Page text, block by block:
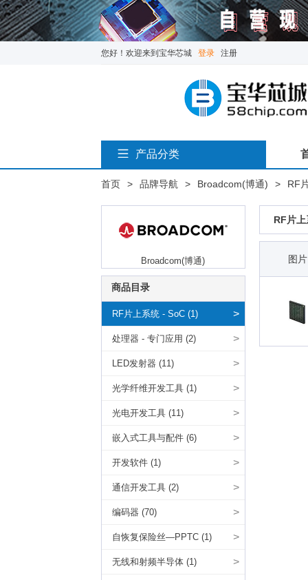
您好！欢迎来到宝华芯城 登录 注册
产品分类
首页 > 品牌导航 > Broadcom(博通) > RF
Broadcom(博通)
商品目录
RF片上系统 - SoC (1) >
处理器 - 专门应用 (2) >
LED发射器 (11) >
光学纤维开发工具 (1) >
光电开发工具 (11) >
嵌入式工具与配件 (6) >
开发软件 (1) >
通信开发工具 (2) >
编码器 (70) >
自恢复保险丝—PPTC (1) >
无线和射频半导体 (1) >
RF片
图片